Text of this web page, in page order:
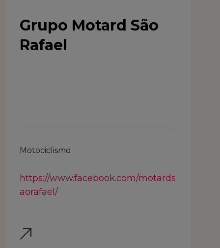
Grupo Motard São
Rafael
Motociclismo
https://www.facebook.com/motards
aorafael/